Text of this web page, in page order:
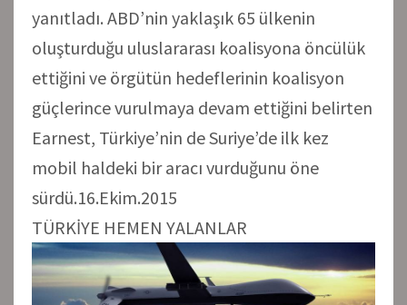
yanıtladı. ABD’nin yaklaşık 65 ülkenin
oluşturduğu uluslararası koalisyona öncülük
ettiğini ve örgütün hedeflerinin koalisyon
güçlerince vurulmaya devam ettiğini belirten
Earnest, Türkiye’nin de Suriye’de ilk kez
mobil haldeki bir aracı vurduğunu öne
sürdü.16.Ekim.2015
TÜRKİYE HEMEN YALANLAR